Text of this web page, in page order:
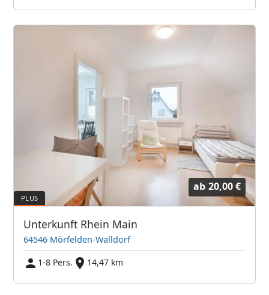
ab 20,00 €
Unterkunft Rhein Main
64546 Mörfelden-Walldorf
1-8 Pers.
14,47 km